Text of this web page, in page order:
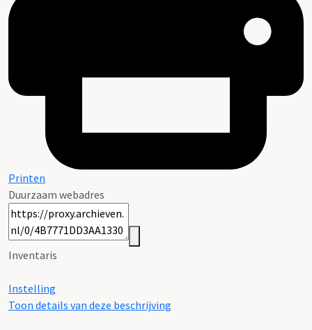
Printen
Duurzaam webadres
Inventaris
Instelling
Toon details van deze beschrijving